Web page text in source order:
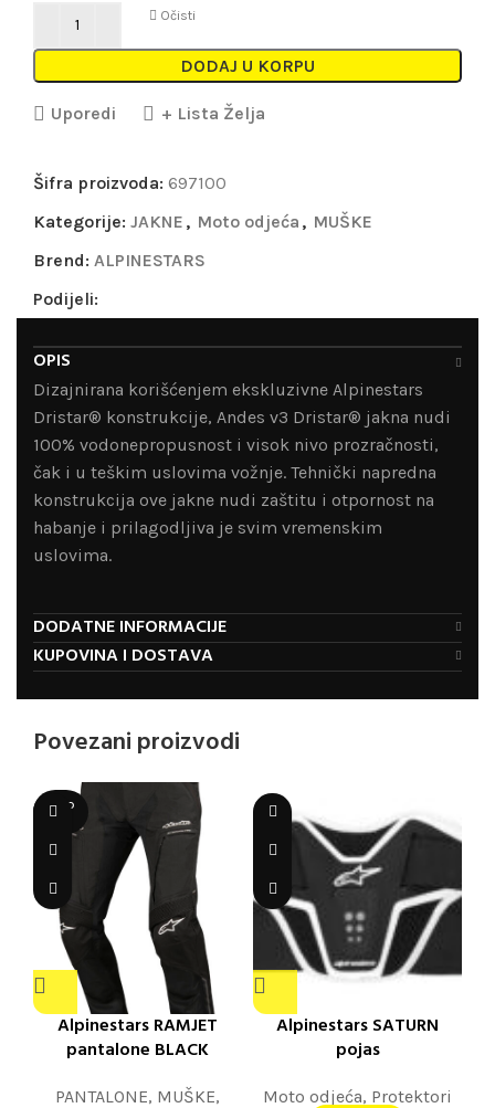
Očisti
DODAJ U KORPU
Uporedi + Lista Želja
Šifra proizvoda: 697100
Kategorije: JAKNE , Moto odjeća , MUŠKE
Brend: ALPINESTARS
Podijeli:
OPIS
Dizajnirana korišćenjem ekskluzivne Alpinestars
Dristar® konstrukcije, Andes v3 Dristar® jakna nudi
100% vodonepropusnost i visok nivo prozračnosti,
čak i u teškim uslovima vožnje. Tehnički napredna
konstrukcija ove jakne nudi zaštitu i otpornost na
habanje i prilagodljiva je svim vremenskim
uslovima.
DODATNE INFORMACIJE
KUPOVINA I DOSTAVA
Povezani proizvodi
SOLD
OUT
Alpinestars RAMJET
pantalone BLACK
PANTALONE, MUŠKE,
Alpinestars SATURN
pojas
Moto odjeća, Protektori